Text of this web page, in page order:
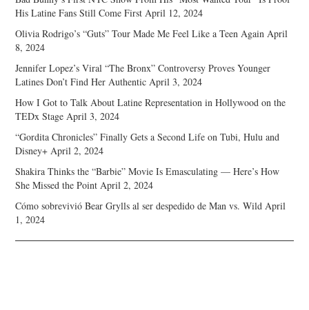
His Latine Fans Still Come First April 12, 2024
Olivia Rodrigo’s “Guts” Tour Made Me Feel Like a Teen Again April
8, 2024
Jennifer Lopez’s Viral “The Bronx” Controversy Proves Younger
Latines Don’t Find Her Authentic April 3, 2024
How I Got to Talk About Latine Representation in Hollywood on the
TEDx Stage April 3, 2024
“Gordita Chronicles” Finally Gets a Second Life on Tubi, Hulu and
Disney+ April 2, 2024
Shakira Thinks the “Barbie” Movie Is Emasculating — Here’s How
She Missed the Point April 2, 2024
Cómo sobrevivió Bear Grylls al ser despedido de Man vs. Wild April
1, 2024